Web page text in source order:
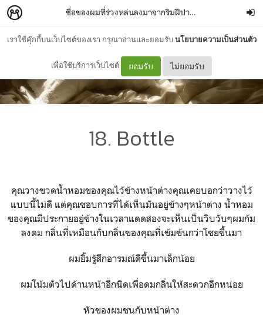
เราใช้คุ๊กกี้บนเว็บไซต์ของเรา กรุณาอ่านและยอมรับนโยบายความเป็นส่วนตัว
เพื่อใช้บริการเว็บไซต์ ยอมรับ ไม่ยอมรับ
ชื่อของผมที่ร่วงหล่นลงมาจากริมฝีปากของคุณ
18. Bottle
คุณวางขวดน้ำหอมของคุณไว้ข้างหน้าต่างคุณเคยบอกว่าวางไว้
แบบนี้ไม่ดี แต่คุณชอบการที่ได้เห็นมันอยู่ข้างๆหน้าต่าง น้ำหอม
ของคุณมีประกายอยู่ข้างในเวลาแดดส่องจะเห็นเป็นวิบวับๆผมก้ม
ลงดม กลิ่นที่เหมือนกับกลิ่นของคุณที่เข้มข้นกว่าโชยขึ้นมา
ผมยิ้มรู้สึกอารมณ์ดีขึ้นมาเล็กน้อย
ผมโน้มตัวไปด้านหน้าอีกนิดเพื่อดมกลิ่นให้สะดวกอีกหน่อย
หัวของผมชนกับหน้าต่าง